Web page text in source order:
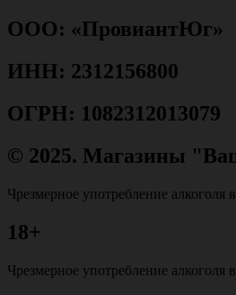
ООО: «ПровиантЮг»
ИНН: 2312156800
ОГРН: 1082312013079
© 2025. Магазины
Чрезмерное употребление алкоголя
18+
Чрезмерное употребление алкоголя